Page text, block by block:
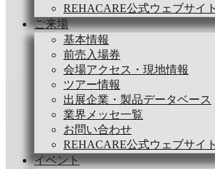
REHACARE公式ウェブサイ
ご来場
基本情報
前売入場券
会場アクセス・現地情報
ツアー情報
出展企業・製品データベース
業界メッセ一覧
お問い合わせ
REHACARE公式ウェブサイ
イベント